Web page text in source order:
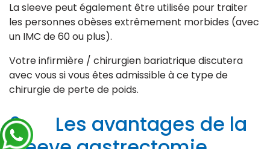
La sleeve peut également être utilisée pour traiter
les personnes obèses extrêmement morbides (avec
un IMC de 60 ou plus).
Votre infirmière / chirurgien bariatrique discutera
avec vous si vous êtes admissible à ce type de
chirurgie de perte de poids.
6. Les avantages de la